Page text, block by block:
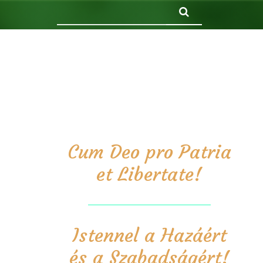
Cum Deo pro Patria
et Libertate!
Istennel a Hazáért
és a Szabadságért!